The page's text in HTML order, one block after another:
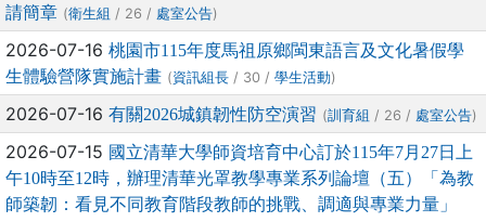
請簡章 (衛生組 / 26 / 處室公告)
2026-07-16 桃園市115年度馬祖原鄉閩東語言及文化暑假學
生體驗營隊實施計畫 (資訊組長 / 30 / 學生活動)
2026-07-16 有關2026城鎮韌性防空演習 (訓育組 / 26 / 處室公告)
2026-07-15 國立清華大學師資培育中心訂於115年7月27日上
午10時至12時，辦理清華光罩教學專業系列論壇（五）「為教
師築韌：看見不同教育階段教師的挑戰、調適與專業力量」